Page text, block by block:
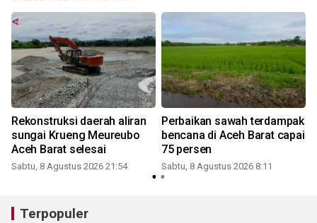
Rekonstruksi daerah aliran
sungai Krueng Meureubo
Aceh Barat selesai
Sabtu, 8 Agustus 2026 21:54
Perbaikan sawah terdampak
bencana di Aceh Barat capai
75 persen
Sabtu, 8 Agustus 2026 8:11
Terpopuler